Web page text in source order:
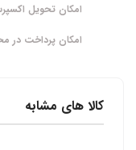
امکان تحویل
امکان پرداخت در
کالا های مشابه